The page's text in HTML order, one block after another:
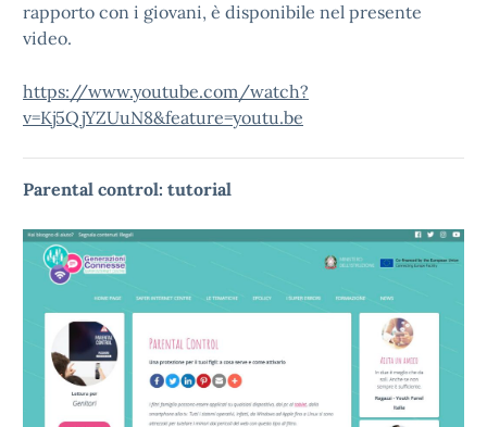
rapporto con i giovani, è disponibile nel presente
video.
https://www.youtube.com/watch?
v=Kj5QjYZUuN8&feature=youtu.be
Parental control: tutorial